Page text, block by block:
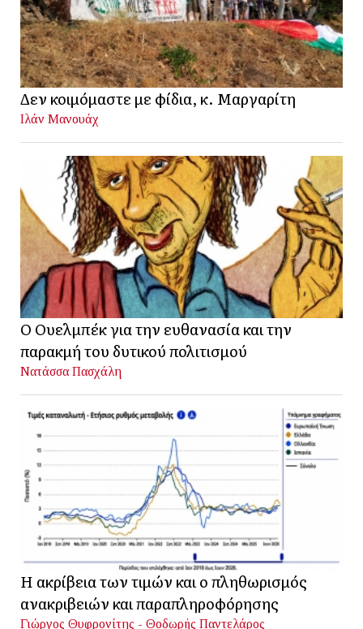
Δεν κοιμόμαστε με φίδια, κ. Μαργαρίτη
Ιλάν Μανουάχ
Ο Ουελμπέκ για την ευθανασία και την
παρακμή του δυτικού πολιτισμού
Νατάσσα Πασχάλη
Η ακρίβεια των τιμών και ο πληθωρισμός
ανακριβειών και παραπληροφόρησης
Γιώργος Θυφρονίτης - Θοδωρής Παντελάρος